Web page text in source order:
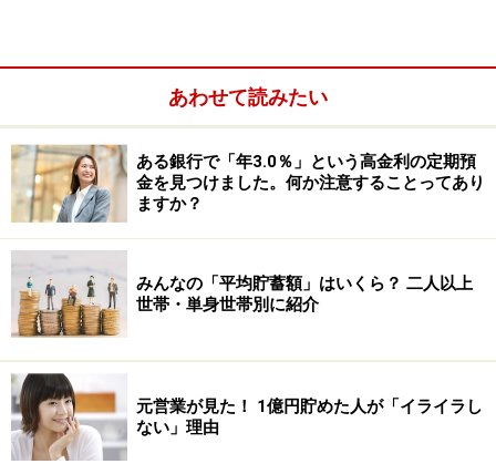
でも、できないからといって「朝食は諦めて、食べずに
出かける！」なんてことにはならないもの。
あわせて読みたい
ある銀行で「年3.0％」という高金利の定期預
金を見つけました。何か注意することってあり
ますか？
みんなの「平均貯蓄額」はいくら？ 二人以上
世帯・単身世帯別に紹介
元営業が見た！ 1億円貯めた人が「イライラし
ない」理由